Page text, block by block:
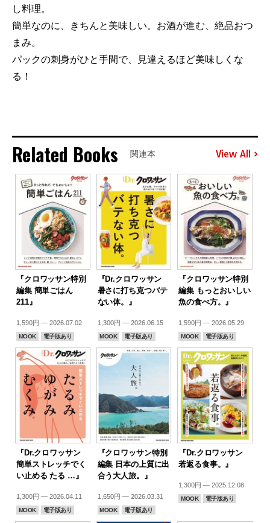
し料理。
簡単なのに、きちんと美味しい。お酒が進む、絶品おつ
まみ。
パックの刺身がひと手間で、見違えるほど美味しくな
る！
Related Books 関連本 View All
『クロワッサン特別
編集 簡単ごはん
211』
1,590円 — 2026.07.02
MOOK 電子版あり
『Dr.クロワッサン
暑さに打ち克つバテ
ない体。』
1,300円 — 2026.06.15
MOOK 電子版あり
『クロワッサン特別
編集 もっとおいしい
魚の食べ方。』
1,590円 — 2026.05.29
MOOK 電子版あり
『Dr.クロワッサン
簡単ストレッチでく
い止める たる …』
1,300円 — 2026.04.11
MOOK 電子版あり
『クロワッサン特別
編集 日本の上質に出
合う大人旅。』
1,650円 — 2026.03.31
MOOK 電子版あり
『Dr.クロワッサン
若返る食事。』
1,300円 — 2025.12.08
MOOK 電子版あり